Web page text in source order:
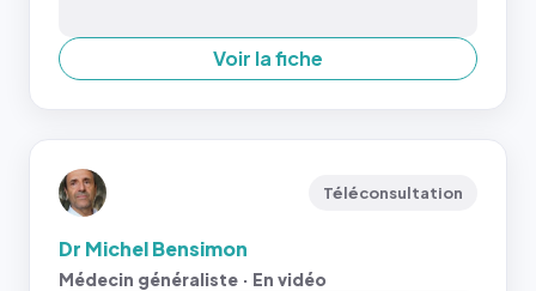
Voir la fiche
Téléconsultation
Dr Michel Bensimon
Médecin généraliste · En vidéo